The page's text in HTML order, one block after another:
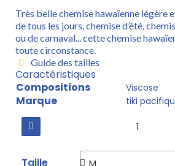
Très belle chemise hawaïenne légère
de tous les jours, chemise d’été,
ou de carnaval... cette chemise
toute circonstance.
Guide des tailles
Caractéristiques
Compositions
Viscose
Marque tiki
Taille